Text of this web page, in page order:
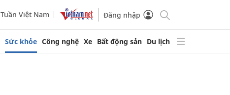
Tuần Việt Nam Đăng nhập
Sức khỏe Công nghệ Xe Bất động sản Du lịch